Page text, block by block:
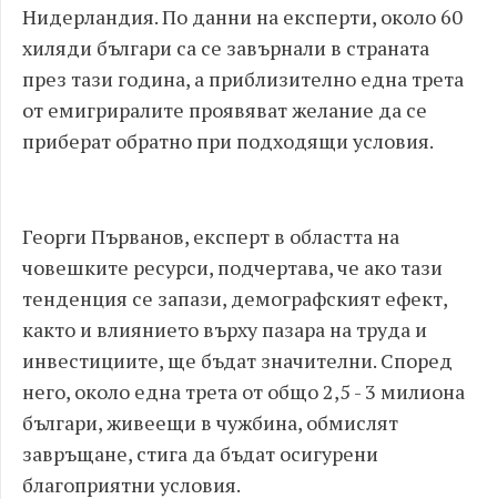
Нидерландия. По данни на експерти, около 60
хиляди българи са се завърнали в страната
през тази година, а приблизително една трета
от емигриралите проявяват желание да се
приберат обратно при подходящи условия.
Георги Първанов, експерт в областта на
човешките ресурси, подчертава, че ако тази
тенденция се запази, демографският ефект,
както и влиянието върху пазара на труда и
инвестициите, ще бъдат значителни. Според
него, около една трета от общо 2,5 - 3 милиона
българи, живеещи в чужбина, обмислят
завръщане, стига да бъдат осигурени
благоприятни условия.